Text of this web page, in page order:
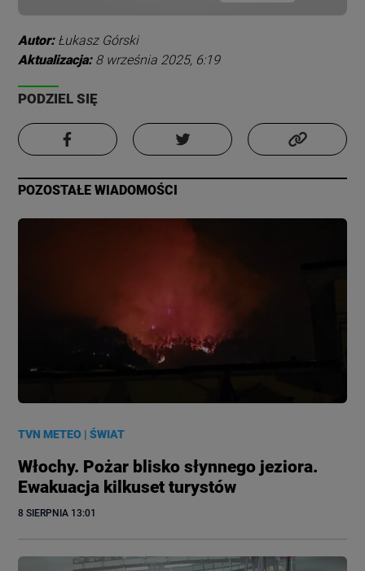
Autor: Łukasz Górski
Aktualizacja: 8 września 2025, 6:19
PODZIEL SIĘ
POZOSTAŁE WIADOMOŚCI
TVN METEO |ŚWIAT
Włochy. Pożar blisko słynnego jeziora.
Ewakuacja kilkuset turystów
8 SIERPNIA 13:01